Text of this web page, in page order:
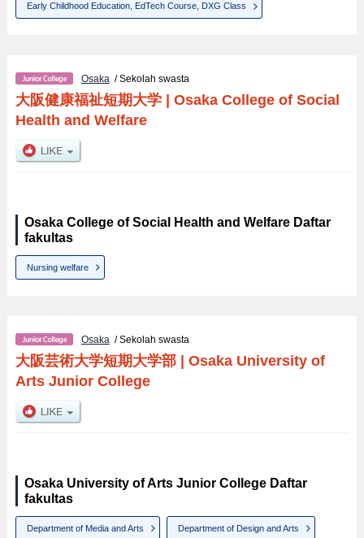
Early Childhood Education, EdTech Course, DXG Class
Osaka / Sekolah swasta
大阪健康福祉短期大学| Osaka College of Social
Health and Welfare
Osaka College of Social Health and Welfare Daftar
fakultas
Nursing welfare
Osaka/ Sekolah swasta
大阪芸術大学短期大学部| Osaka University of
Arts Junior College
Osaka University of Arts Junior College Daftar
fakultas
Department of Media and Arts Department of Design and Arts